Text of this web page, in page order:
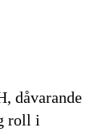
dåvarande
roll i